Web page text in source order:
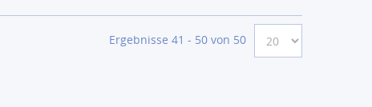
Ergebnisse 41 - 50 von 50